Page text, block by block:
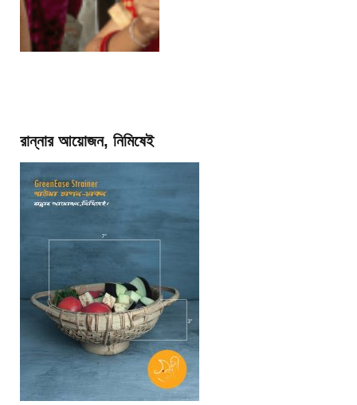
রান্নার আয়োজন, নিমিষেই